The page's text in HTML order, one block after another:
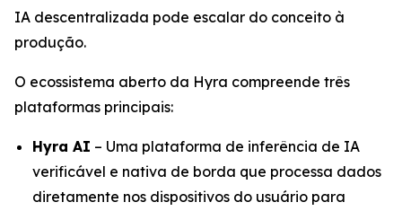
IA descentralizada pode escalar do conceito à
produção.
O ecossistema aberto da Hyra compreende três
plataformas principais:
Hyra AI – Uma plataforma de inferência de IA
verificável e nativa de borda que processa dados
diretamente nos dispositivos do usuário para